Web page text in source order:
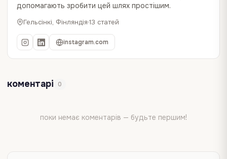
допомагають зробити цей шлях простішим.
Гельсінкі, Фінляндія 13 статей
instagram.com
коментарі 0
поки немає коментарів — будьте першим!